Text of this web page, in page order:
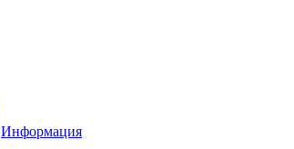
Информация